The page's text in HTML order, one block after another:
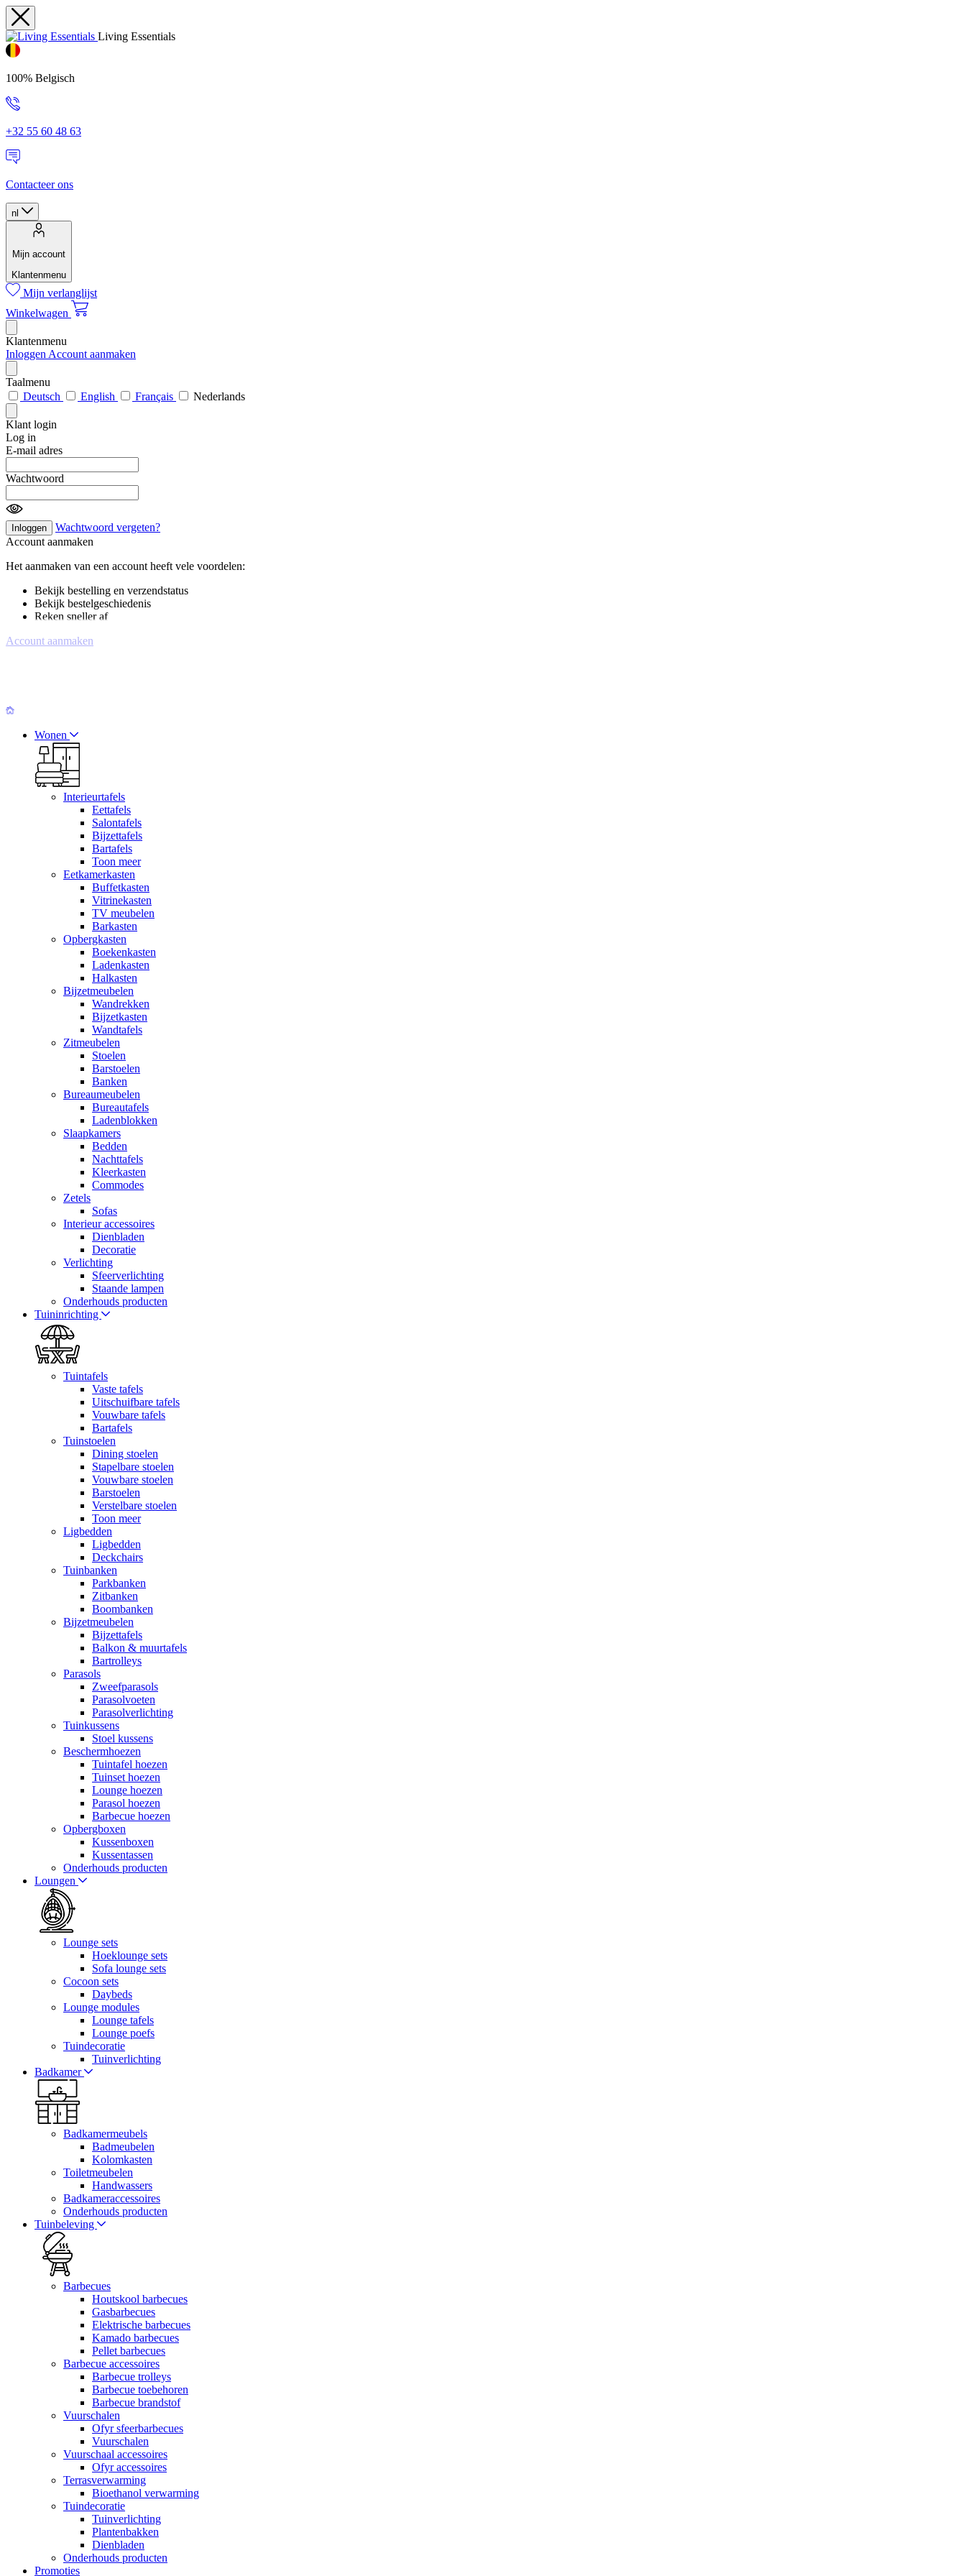
Living Essentials
100% Belgisch
+32 55 60 48 63
Contacteer ons
nl
Mijn account
Klantenmenu
Mijn verlanglijst
Winkelwagen
Klantenmenu
Inloggen Account aanmaken
Taalmenu
Deutsch
English Français Nederlands
Klant login
Log in
E-mail adres
Wachtwoord
Inloggen
Wachtwoord vergeten?
Account aanmaken
Het aanmaken van een account heeft vele voordelen:
Bekijk bestelling en verzendstatus
Bekijk bestelgeschiedenis
Reken sneller af
Account aanmaken
Wonen
Interieurtafels
Eettafels
Salontafels
Bijzettafels
Bartafels
Toon meer
Eetkamerkasten
Buffetkasten
Vitrinekasten
TV meubelen
Barkasten
Opbergkasten
Boekenkasten
Ladenkasten
Halkasten
Bijzetmeubelen
Wandrekken
Bijzetkasten
Wandtafels
Zitmeubelen
Stoelen
Barstoelen
Banken
Bureaumeubelen
Bureautafels
Ladenblokken
Slaapkamers
Bedden
Nachttafels
Kleerkasten
Commodes
Zetels
Sofas
Interieur accessoires
Dienbladen
Decoratie
Verlichting
Sfeerverlichting
Staande lampen
Onderhouds producten
Tuininrichting
Tuintafels
Vaste tafels
Uitschuifbare tafels
Vouwbare tafels
Bartafels
Tuinstoelen
Dining stoelen
Stapelbare stoelen
Vouwbare stoelen
Barstoelen
Verstelbare stoelen
Toon meer
Ligbedden
Ligbedden
Deckchairs
Tuinbanken
Parkbanken
Zitbanken
Boombanken
Bijzetmeubelen
Bijzettafels
Balkon & muurtafels
Bartrolleys
Parasols
Zweefparasols
Parasolvoeten
Parasolverlichting
Tuinkussens
Stoel kussens
Beschermhoezen
Tuintafel hoezen
Tuinset hoezen
Lounge hoezen
Parasol hoezen
Barbecue hoezen
Opbergboxen
Kussenboxen
Kussentassen
Onderhouds producten
Loungen
Lounge sets
Hoeklounge sets
Sofa lounge sets
Cocoon sets
Daybeds
Lounge modules
Lounge tafels
Lounge poefs
Tuindecoratie
Tuinverlichting
Badkamer
Badkamermeubels
Badmeubelen
Kolomkasten
Toiletmeubelen
Handwassers
Badkameraccessoires
Onderhouds producten
Tuinbeleving
Barbecues
Houtskool barbecues
Gasbarbecues
Elektrische barbecues
Kamado barbecues
Pellet barbecues
Barbecue accessoires
Barbecue trolleys
Barbecue toebehoren
Barbecue brandstof
Vuurschalen
Ofyr sfeerbarbecues
Vuurschalen
Vuurschaal accessoires
Ofyr accessoires
Terrasverwarming
Bioethanol verwarming
Tuindecoratie
Tuinverlichting
Plantenbakken
Dienbladen
Onderhouds producten
Promoties